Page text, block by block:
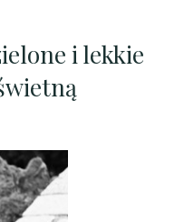
i lekkie